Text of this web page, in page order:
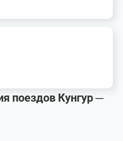
поездов Кунгур ─